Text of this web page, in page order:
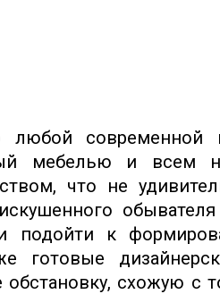
любой современной
мебелью и всем
что не
подойти к
готовые
обстановку, схожую с